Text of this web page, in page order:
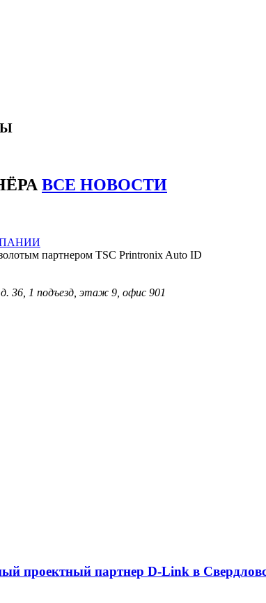
ВСЕ НОВОСТИ
партнером TSC Printronix Auto ID
д. 36, 1 подъезд, этаж 9, офис 901
проектный партнер D-Link в